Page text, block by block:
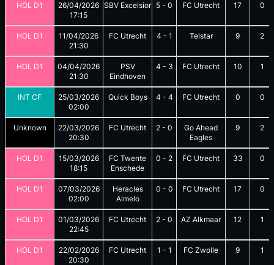
HOL D1
26/04/2026
17:15
SBV Excelsior 5 - 0 FC Utrecht 17 0
HOL D1
11/04/2026
21:30
FC Utrecht 4 - 1 Telstar 9 2
HOL D1
04/04/2026
21:30
PSV
Eindhoven
4 - 3 FC Utrecht 10 1
INT CF
25/03/2026
02:00
Quick Boys 4 - 4 FC Utrecht 0 0
Unknown
22/03/2026
20:30
FC Utrecht 2 - 0
Go Ahead
Eagles
9 2
HOL D1
15/03/2026
18:15
FC Twente
Enschede
0 - 2 FC Utrecht 33 0
HOL D1
07/03/2026
02:00
Heracles
Almelo
0 - 0 FC Utrecht 17 0
HOL D1
01/03/2026
22:45
FC Utrecht 2 - 0 AZ Alkmaar 12 1
HOL D1
22/02/2026
20:30
FC Utrecht 1 - 1 FC Zwolle 9 1